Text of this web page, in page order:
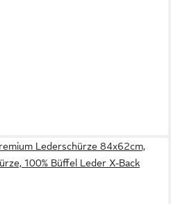
Lederschürze 84x62cm,
100% Büffel Leder X-Back